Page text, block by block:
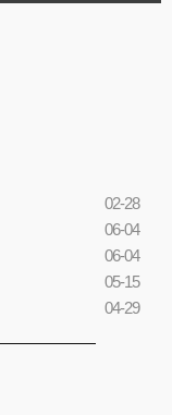
02-28
06-04
06-04
05-15
04-29